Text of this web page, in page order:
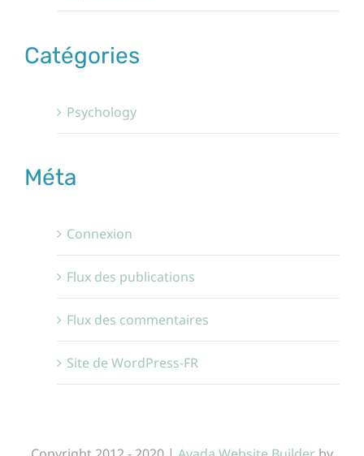
Catégories
Psychology
Méta
Connexion
Flux des publications
Flux des commentaires
Site de WordPress-FR